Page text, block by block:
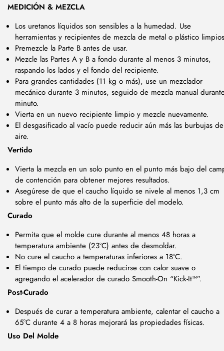
MEDICIÓN & MEZCLA
Los uretanos líquidos son sensibles a la humedad. Use
herramientas y recipientes de mezcla de metal o plástico
Premezcle la Parte B antes de usar.
Mezcle las Partes A y B a fondo durante al menos 3 minutos,
raspando los lados y el fondo del recipiente.
Para grandes cantidades (11 kg o más), use un mezclador
mecánico durante 3 minutos, seguido de mezcla manual
minuto.
Vierta en un nuevo recipiente limpio y mezcle nuevamente.
El desgasificado al vacío puede reducir aún más las burbujas de
aire.
Vertido
Vierta la mezcla en un solo punto en el punto más bajo del
de contención para obtener mejores resultados.
Asegúrese de que el caucho líquido se nivele al menos 1,3 cm
sobre el punto más alto de la superficie del modelo.
Curado
Permita que el molde cure durante al menos 48 horas a
temperatura ambiente (23°C) antes de desmoldar.
No cure el caucho a temperaturas inferiores a 18°C.
El tiempo de curado puede reducirse con calor suave o
agregando el acelerador de curado Smooth-On “Kick-It™”.
Post-Curado
Después de curar a temperatura ambiente, calentar el caucho a
65°C durante 4 a 8 horas mejorará las propiedades físicas.
Uso Del Molde